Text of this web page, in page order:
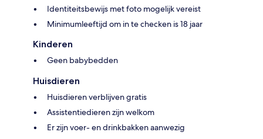
Identiteitsbewijs met foto mogelijk vereist
Minimumleeftijd om in te checken is 18 jaar
Kinderen
Geen babybedden
Huisdieren
Huisdieren verblijven gratis
Assistentiedieren zijn welkom
Er zijn voer- en drinkbakken aanwezig